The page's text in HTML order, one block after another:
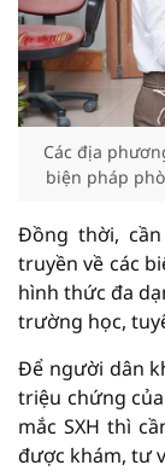
Các địa
biện pháp
Đồng thời,
truyền về các
hình thức đa
trường học,
Để người dân
triệu chứng
mắc SXH thì
được khám, tư